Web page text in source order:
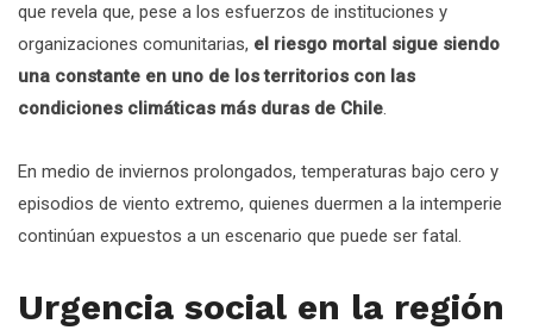
que revela que, pese a los esfuerzos de instituciones y
organizaciones comunitarias, el riesgo mortal sigue siendo
una constante en uno de los territorios con las
condiciones climáticas más duras de Chile.
En medio de inviernos prolongados, temperaturas bajo cero y
episodios de viento extremo, quienes duermen a la intemperie
continúan expuestos a un escenario que puede ser fatal.
Urgencia social en la región